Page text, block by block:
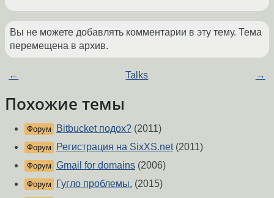
Вы не можете добавлять комментарии в эту тему. Тема
перемещена в архив.
← Talks →
Похожие темы
Форум Bitbucket подох? (2011)
Форум Регистрация на SixXS.net(2011)
Форум Gmail for domains (2006)
Форум Гугло проблемы. (2015)